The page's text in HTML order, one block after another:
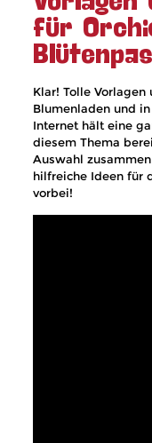
für
Klar! Tolle
Blumenladen und
Internet hält eine
diesem Thema
Auswahl
hilfreiche Ideen für
vorbei!